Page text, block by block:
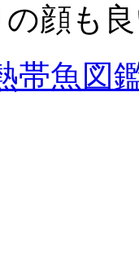
顔も
帯魚図